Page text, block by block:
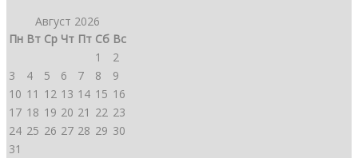
Август 2026
Пн Вт Ср Чт Пт Сб Вс
1
2
3
4 5 6 7 8
9
10 11 12 13 14 15 16
17 18 19 20 21 22 23
24 25 26 27 28 29 30
31